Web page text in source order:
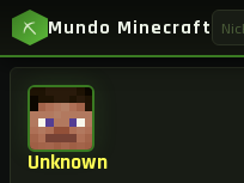
⛏ Mundo Minecraft
Unknown